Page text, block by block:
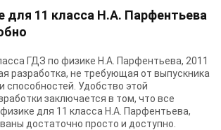
для 11 класса Н.А. Парфентьева
ГДЗ по физике Н.А. Парфентьева, 2011
разработка, не требующая от выпускника
способностей. Удобство этой
заключается в том, что все
для 11 класса Н.А. Парфентьева,
достаточно просто и доступно.